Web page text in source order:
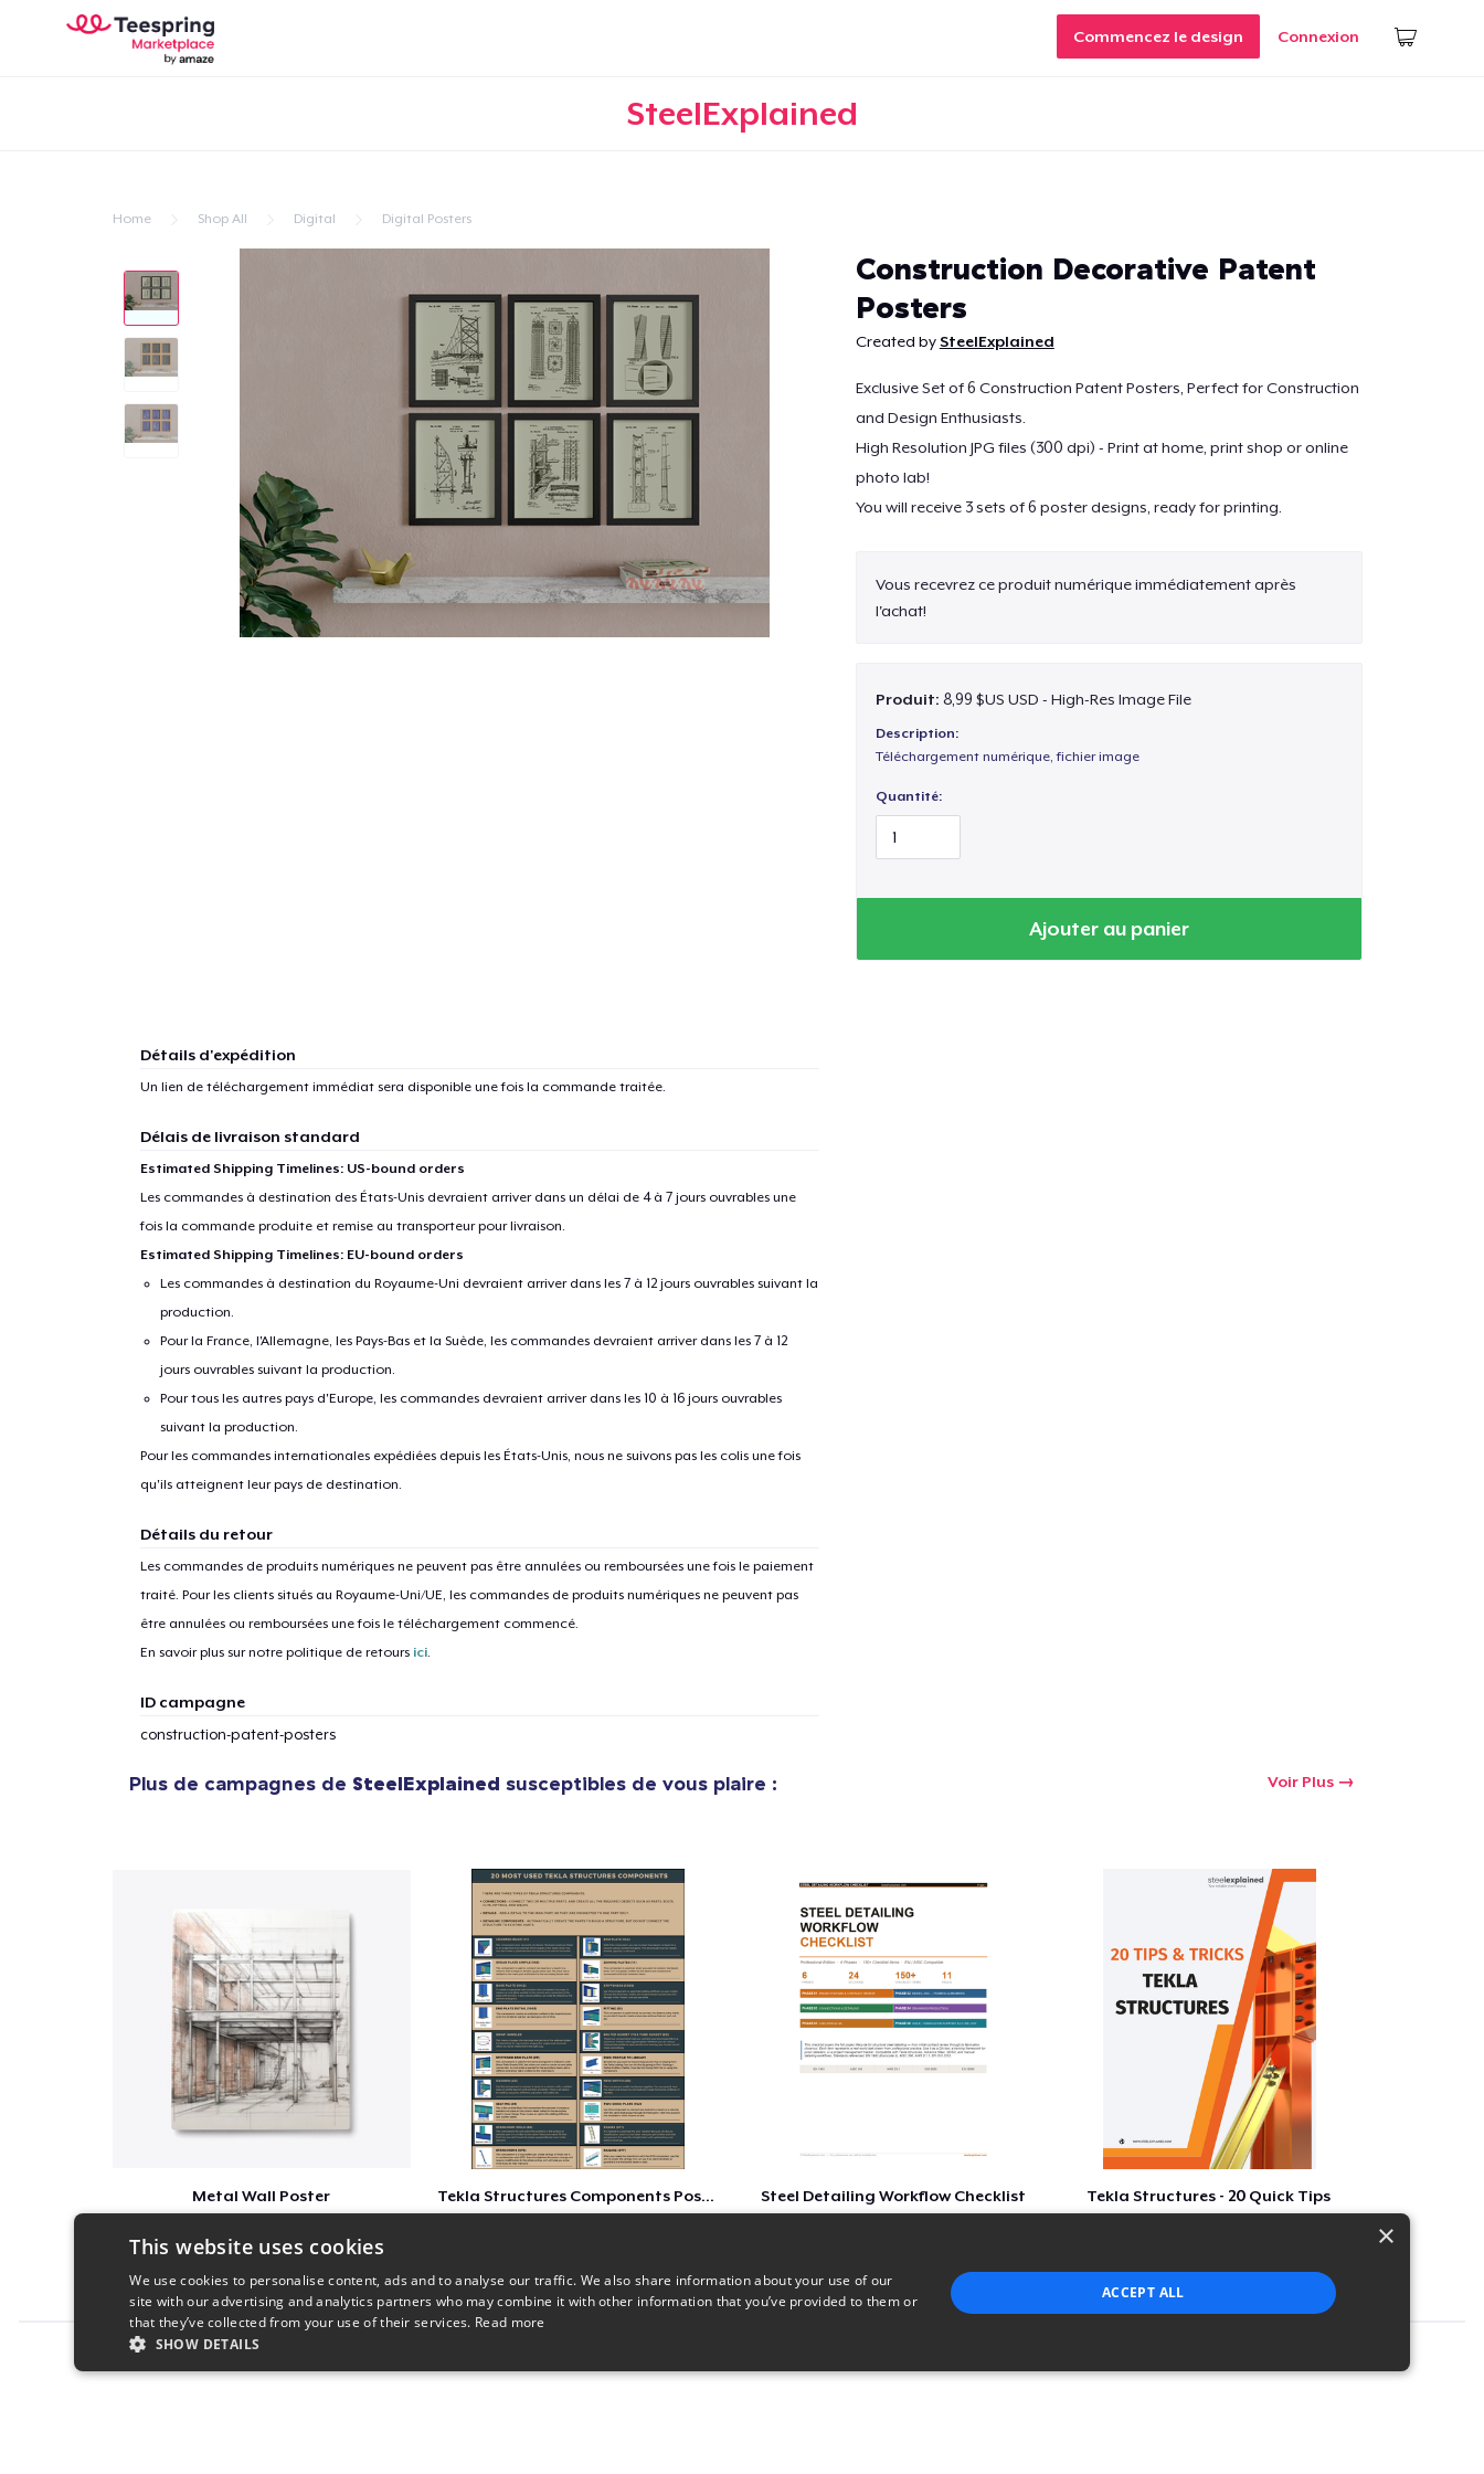
Commencez le design Connexion
SteelExplained
Home Shop All Digital Digital Posters
Construction Decorative Patent
Posters
Created bySteelExplained
Exclusive Set of 6 Construction Patent Posters, Perfect for Construction
and Design Enthusiasts.
High Resolution JPG files (300 dpi) - Print at home, print shop or online
photo lab!
You will receive 3 sets of 6 poster designs, ready for printing.
Vous recevrez ce produit numérique immédiatement après
l'achat!
Produit: 8,99 $US USD - High-Res Image File
Description:
Téléchargement numérique, fichier image
Quantité:
Ajouter au panier
Détails d'expédition
Un lien de téléchargement immédiat sera disponible une fois la commande traitée.
Délais de livraison standard
Estimated Shipping Timelines: US-bound orders
Les commandes à destination des États-Unis devraient arriver dans un délai de 4 à 7 jours ouvrables une
fois la commande produite et remise au transporteur pour livraison.
Estimated Shipping Timelines: EU-bound orders
Les commandes à destination du Royaume-Uni devraient arriver dans les 7 à 12 jours ouvrables suivant la
production.
Pour la France, l'Allemagne, les Pays-Bas et la Suède, les commandes devraient arriver dans les 7 à 12
jours ouvrables suivant la production.
Pour tous les autres pays d'Europe, les commandes devraient arriver dans les 10 à 16 jours ouvrables
suivant la production.
Pour les commandes internationales expédiées depuis les États-Unis, nous ne suivons pas les colis une fois
qu'ils atteignent leur pays de destination.
Détails du retour
Les commandes de produits numériques ne peuvent pas être annulées ou remboursées une fois le paiement
traité. Pour les clients situés au Royaume-Uni/UE, les commandes de produits numériques ne peuvent pas
être annulées ou remboursées une fois le téléchargement commencé.
En savoir plus sur notre politique de retours ici.
ID campagne
construction-patent-posters
Plus de campagnes de SteelExplained susceptibles de vous plaire : Voir Plus
Metal Wall Poster Tekla Structures Components Poster Steel Detailing Workflow Checklist Tekla Structures - 20 Quick Tips
1article ajouté au Panier
Vérification
Continuer
×
This website uses cookies
We use cookies to personalise content, ads and to analyse our traffic. We also share information about your use of our
site with our advertising and analytics partners who may combine it with other information that you’ve provided to them or
that they’ve collected from your use of their services. Read more
SHOW DETAILS
ACCEPT ALL